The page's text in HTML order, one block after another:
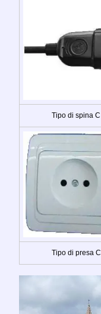
Tipo di spina C
Tipo di presa C